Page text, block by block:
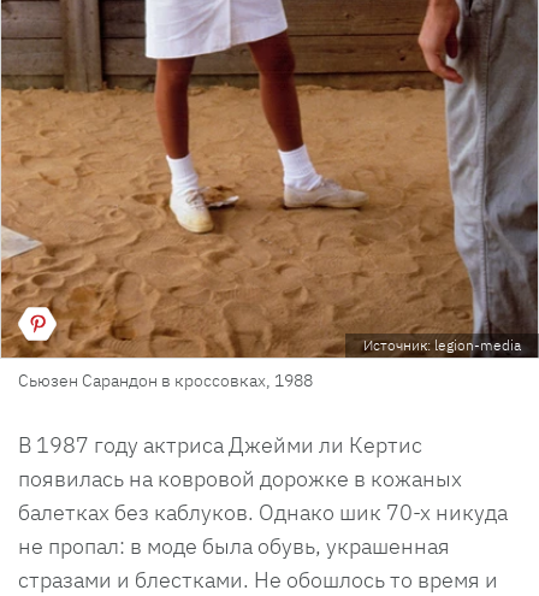
Источник: legion-media
Сьюзен Сарандон в кроссовках, 1988
В 1987 году актриса Джейми ли Кертис
появилась на ковровой дорожке в кожаных
балетках без каблуков. Однако шик 70-х никуда
не пропал: в моде была обувь, украшенная
стразами и блестками. Не обошлось то время и